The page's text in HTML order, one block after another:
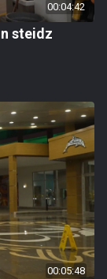
00:04:42
steidz
00:05:48